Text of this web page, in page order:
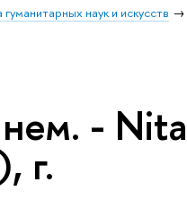
наук и искусств
-
г.